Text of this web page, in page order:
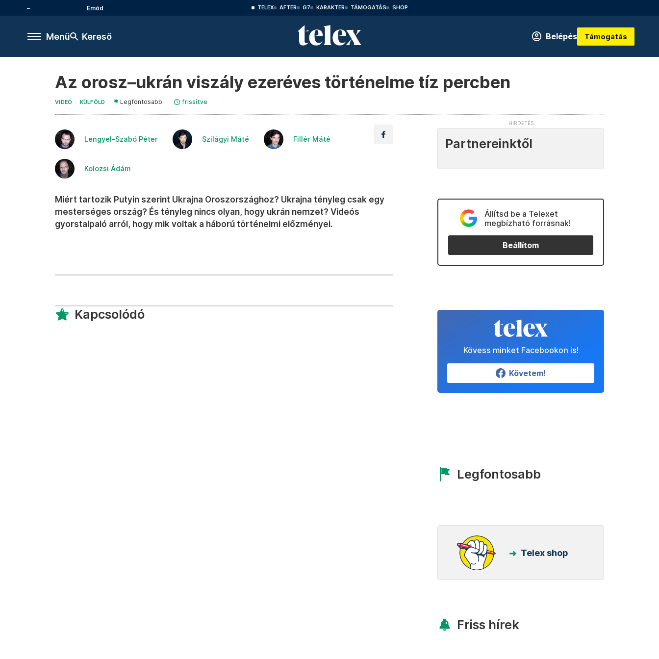
Emőd TELEX AFTER G7 KARAKTER TÁMOGATÁS SHOP
Menü Kereső Belépés Támogatás
Az orosz–ukrán viszály ezeréves történelme tíz percben
VIDEÓ KÜLFÖLD Legfontosabb frissítve
Lengyel-Szabó Péter Szilágyi Máté Fillér Máté
Kolozsi Ádám
Miért tartozik Putyin szerint Ukrajna Oroszországhoz? Ukrajna tényleg csak egy
mesterséges ország? És tényleg nincs olyan, hogy ukrán nemzet? Videós
gyorstalpaló arról, hogy mik voltak a háború történelmi előzményei.
Kapcsolódó
Partnereinktől
Állítsd be a Telexet
megbízható forrásnak!
Beállítom
Kövess minket Facebookon is!
Követem!
Legfontosabb
Telex shop
Friss hírek